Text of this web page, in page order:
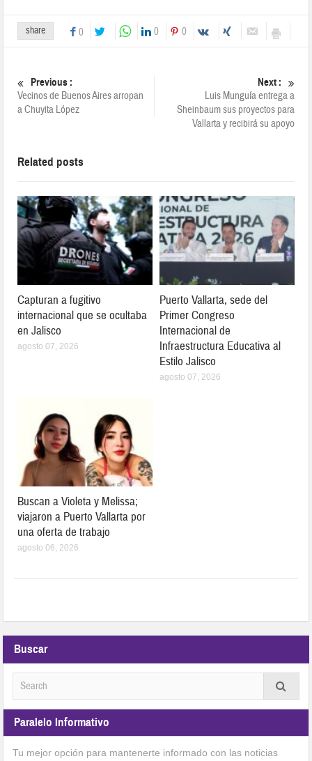
share 0 0 0
Previous :
Vecinos de Buenos Aires arropan
a Chuyita López
Next :
Luis Munguía entrega a
Sheinbaum sus proyectos para
Vallarta y recibirá su apoyo
Related posts
Capturan a fugitivo
internacional que se ocultaba
en Jalisco
agosto 07, 2026
Puerto Vallarta, sede del
Primer Congreso
Internacional de
Infraestructura Educativa al
Estilo Jalisco
agosto 07, 2026
Buscan a Violeta y Melissa;
viajaron a Puerto Vallarta por
una oferta de trabajo
agosto 06, 2026
Buscar
Paralelo Informativo
Tu mejor opción para mantenerte informado con las noticias